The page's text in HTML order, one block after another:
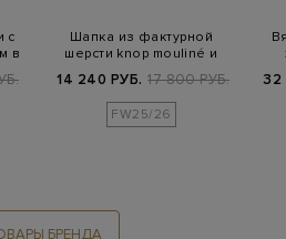
с
в
Шапка из фактурной
шерсти knop mouliné и
14 240 РУБ. 17 800 РУБ.
FW25/26
32
БРЕНДА